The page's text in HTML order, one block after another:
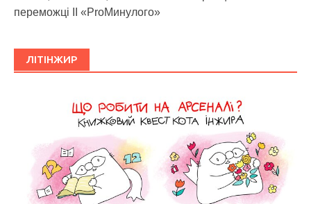
переможці ІІ «ProМинулого»
ЛІТІНЖИР